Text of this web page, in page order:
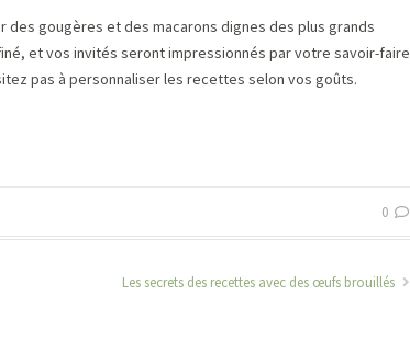
gougères et des macarons dignes des plus grands
et vos invités seront impressionnés par votre savoir-faire
pas à personnaliser les recettes selon vos goûts.
0
Les secrets des recettes avec des œufs brouillés